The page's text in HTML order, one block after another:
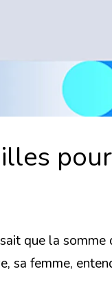
que la
sa femme,